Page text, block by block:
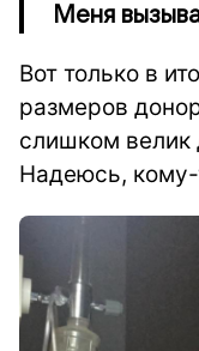
Меня
Вот только в
размеров
слишком велик
Надеюсь,